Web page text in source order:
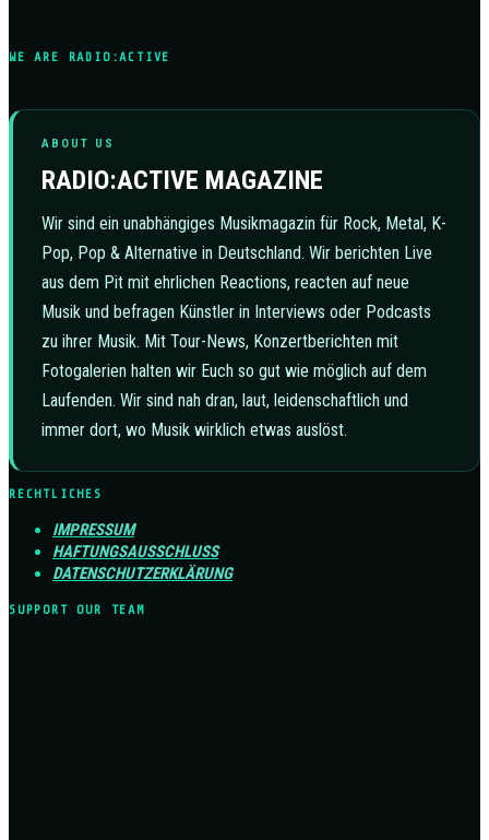
WE ARE RADIO:ACTIVE
ABOUT US
RADIO:ACTIVE MAGAZINE
Wir sind ein unabhängiges Musikmagazin für Rock, Metal, K-
Pop, Pop & Alternative in Deutschland. Wir berichten Live
aus dem Pit mit ehrlichen Reactions, reacten auf neue
Musik und befragen Künstler in Interviews oder Podcasts
zu ihrer Musik. Mit Tour-News, Konzertberichten mit
Fotogalerien halten wir Euch so gut wie möglich auf dem
Laufenden. Wir sind nah dran, laut, leidenschaftlich und
immer dort, wo Musik wirklich etwas auslöst.
RECHTLICHES
IMPRESSUM
HAFTUNGSAUSSCHLUSS
DATENSCHUTZERKLÄRUNG
SUPPORT OUR TEAM